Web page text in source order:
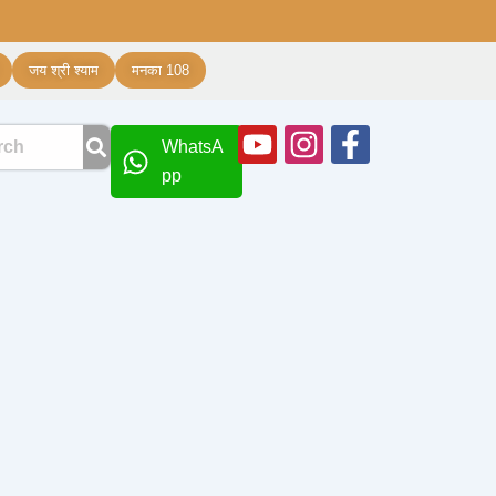
जय श्री श्याम मनका 108
WhatsA
pp
Youtube
Instagram
f